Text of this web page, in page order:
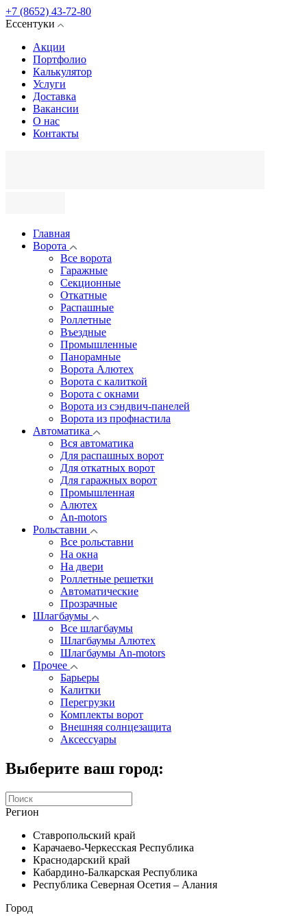
+7 (8652) 43-72-80
Ессентуки
Акции
Портфолио
Калькулятор
Услуги
Доставка
Вакансии
О нас
Контакты
Главная
Ворота
Все ворота
Гаражные
Секционные
Откатные
Распашные
Роллетные
Въездные
Промышленные
Панорамные
Ворота Алютех
Ворота с калиткой
Ворота c окнами
Ворота из сэндвич-панелей
Ворота из профнастила
Автоматика
Вся автоматика
Для распашных ворот
Для откатных ворот
Для гаражных ворот
Промышленная
Алютех
An-motors
Рольставни
Все рольставни
На окна
На двери
Роллетные решетки
Автоматические
Прозрачные
Шлагбаумы
Все шлагбаумы
Шлагбаумы Алютех
Шлагбаумы An-motors
Прочее
Барьеры
Калитки
Перегрузки
Комплекты ворот
Внешняя солнцезащита
Аксессуары
Выберите ваш город:
Регион
Ставропольский край
Карачаево-Черкесская Республика
Краснодарский край
Кабардино-Балкарская Республика
Республика Северная Осетия – Алания
Город